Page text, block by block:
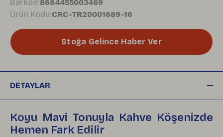
Barkod:8684455003469
Ürün Kodu:CRC-TR20001689-16
Stoğa Gelince Haber Ver
DETAYLAR
Koyu Mavi Tonuyla Kahve Köşenizde
Hemen Fark Edilir